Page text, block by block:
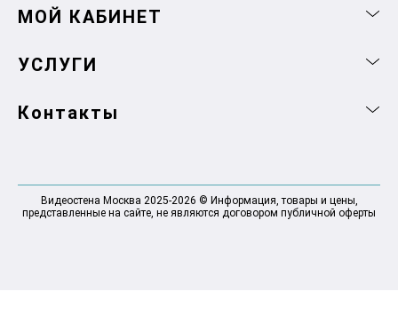
МОЙ КАБИНЕТ
УСЛУГИ
Контакты
Видеостена Москва 2025-2026 © Информация, товары и цены,
представленные на сайте, не являются договором публичной оферты